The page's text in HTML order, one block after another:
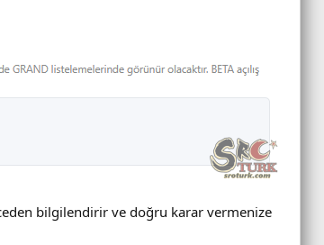
bilgilendirir ve doğru karar vermenize